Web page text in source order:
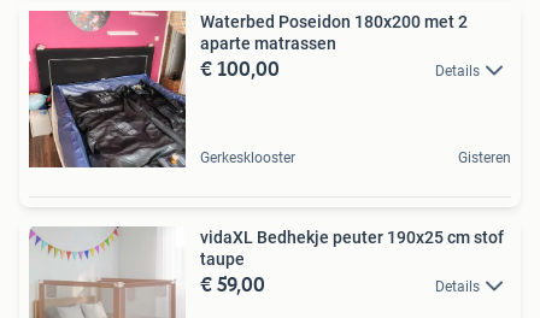
Waterbed Poseidon 180x200 met 2
aparte matrassen
€ 100,00 Details
Gerkesklooster Gisteren
vidaXL Bedhekje peuter 190x25 cm stof
taupe
€ 59,00 Details